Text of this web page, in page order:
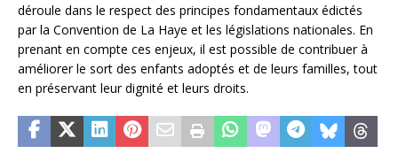
déroule dans le respect des principes fondamentaux édictés
par la Convention de La Haye et les législations nationales. En
prenant en compte ces enjeux, il est possible de contribuer à
améliorer le sort des enfants adoptés et de leurs familles, tout
en préservant leur dignité et leurs droits.